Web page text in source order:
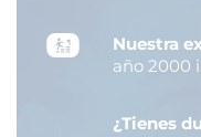
Nuestra
año 2000
¿Tienes